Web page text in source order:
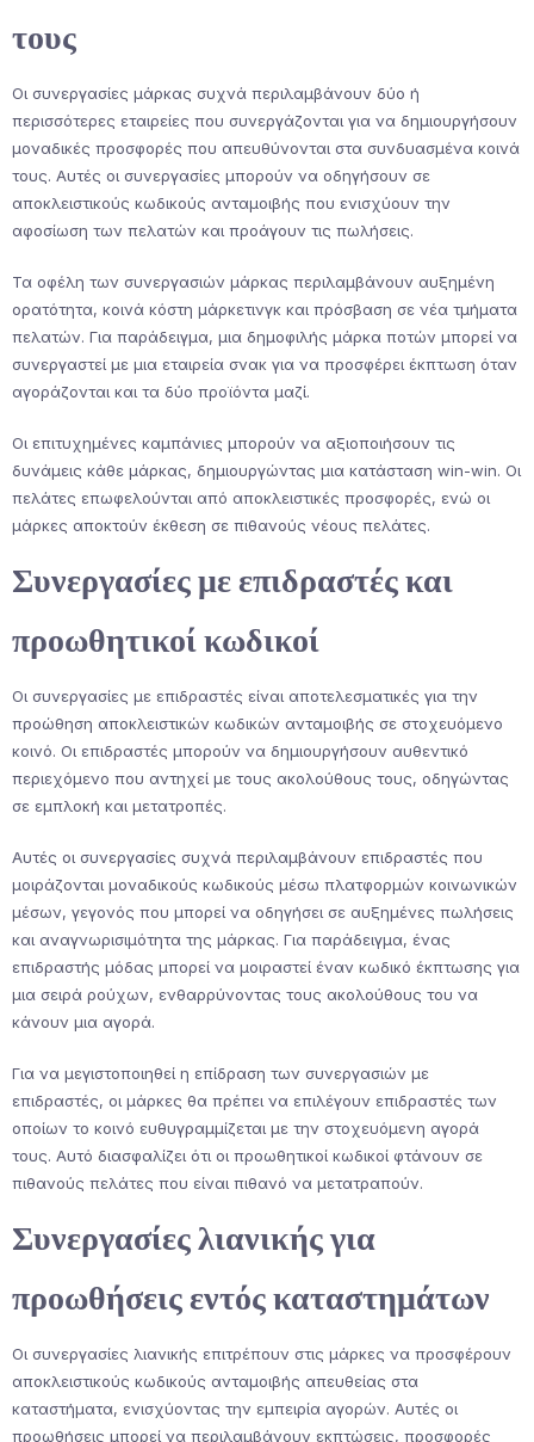
τους
Οι συνεργασίες μάρκας συχνά περιλαμβάνουν δύο ή
περισσότερες εταιρείες που συνεργάζονται για να δημιουργήσουν
μοναδικές προσφορές που απευθύνονται στα συνδυασμένα κοινά
τους. Αυτές οι συνεργασίες μπορούν να οδηγήσουν σε
αποκλειστικούς κωδικούς ανταμοιβής που ενισχύουν την
αφοσίωση των πελατών και προάγουν τις πωλήσεις.
Τα οφέλη των συνεργασιών μάρκας περιλαμβάνουν αυξημένη
ορατότητα, κοινά κόστη μάρκετινγκ και πρόσβαση σε νέα τμήματα
πελατών. Για παράδειγμα, μια δημοφιλής μάρκα ποτών μπορεί να
συνεργαστεί με μια εταιρεία σνακ για να προσφέρει έκπτωση όταν
αγοράζονται και τα δύο προϊόντα μαζί.
Οι επιτυχημένες καμπάνιες μπορούν να αξιοποιήσουν τις
δυνάμεις κάθε μάρκας, δημιουργώντας μια κατάσταση win-win. Οι
πελάτες επωφελούνται από αποκλειστικές προσφορές, ενώ οι
μάρκες αποκτούν έκθεση σε πιθανούς νέους πελάτες.
Συνεργασίες με επιδραστές και
προωθητικοί κωδικοί
Οι συνεργασίες με επιδραστές είναι αποτελεσματικές για την
προώθηση αποκλειστικών κωδικών ανταμοιβής σε στοχευόμενο
κοινό. Οι επιδραστές μπορούν να δημιουργήσουν αυθεντικό
περιεχόμενο που αντηχεί με τους ακολούθους τους, οδηγώντας
σε εμπλοκή και μετατροπές.
Αυτές οι συνεργασίες συχνά περιλαμβάνουν επιδραστές που
μοιράζονται μοναδικούς κωδικούς μέσω πλατφορμών κοινωνικών
μέσων, γεγονός που μπορεί να οδηγήσει σε αυξημένες πωλήσεις
και αναγνωρισιμότητα της μάρκας. Για παράδειγμα, ένας
επιδραστής μόδας μπορεί να μοιραστεί έναν κωδικό έκπτωσης για
μια σειρά ρούχων, ενθαρρύνοντας τους ακολούθους του να
κάνουν μια αγορά.
Για να μεγιστοποιηθεί η επίδραση των συνεργασιών με
επιδραστές, οι μάρκες θα πρέπει να επιλέγουν επιδραστές των
οποίων το κοινό ευθυγραμμίζεται με την στοχευόμενη αγορά
τους. Αυτό διασφαλίζει ότι οι προωθητικοί κωδικοί φτάνουν σε
πιθανούς πελάτες που είναι πιθανό να μετατραπούν.
Συνεργασίες λιανικής για
προωθήσεις εντός καταστημάτων
Οι συνεργασίες λιανικής επιτρέπουν στις μάρκες να προσφέρουν
αποκλειστικούς κωδικούς ανταμοιβής απευθείας στα
καταστήματα, ενισχύοντας την εμπειρία αγορών. Αυτές οι
προωθήσεις μπορεί να περιλαμβάνουν εκπτώσεις, προσφορές